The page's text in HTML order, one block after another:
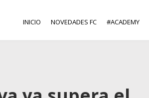
INICIO NOVEDADES FC #ACADEMY